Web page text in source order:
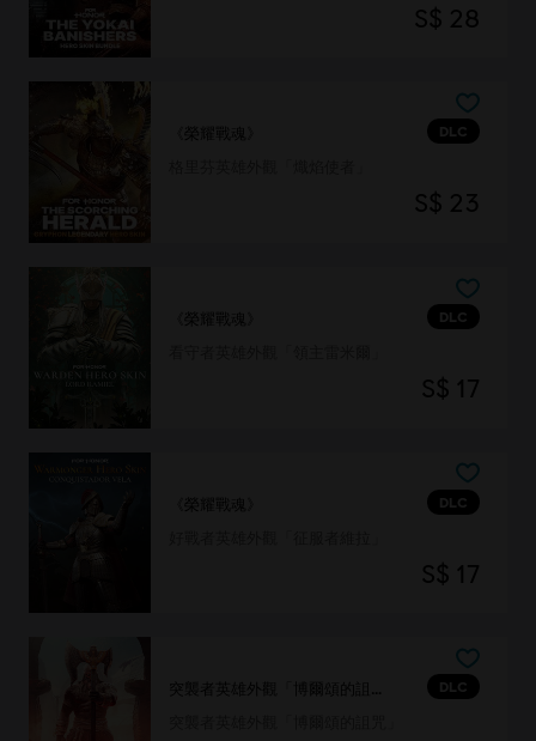
S$ 28
DLC
《榮耀戰魂》
S$ 23
DLC
《榮耀戰魂》
S$ 17
DLC
《榮耀戰魂》
S$ 17
DLC